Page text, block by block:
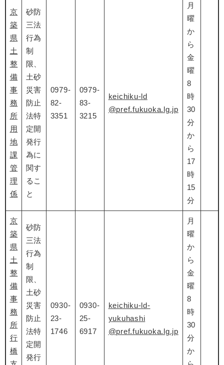
京
築
県
土
整
備
事
務
所
用
地
課
管
理
係
砂防
三法
行為
制
限、
土砂
災害
防止
法特
定開
発行
為に
関す
るこ
と
0979-
82-
3351
0979-
83-
3215
keichiku-ld
@pref.fukuoka.lg.jp
月
曜
か
ら
金
曜
8
時
30
分
か
ら
17
時
15
分
京
築
県
土
整
備
事
務
所
行
橋
砂防
三法
行為
制
限、
土砂
災害
防止
法特
定開
発行
0930-
23-
1746
0930-
25-
6917
keichiku-ld-
yukuhashi
@pref.fukuoka.lg.jp
月
曜
か
ら
金
曜
8
時
30
分
か